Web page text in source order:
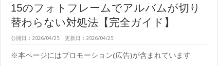
15のフォトフレームでアルバムが切り
替わらない対処法【完全ガイド】
公開日：2026/04/25 更新日：2026/04/25
※本ページにはプロモーション(広告)が含まれています